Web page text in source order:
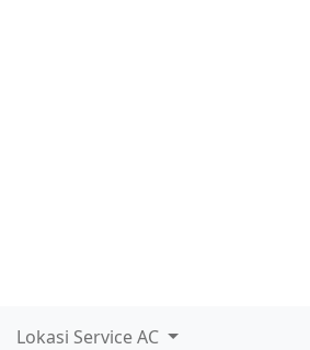
Lokasi Service AC